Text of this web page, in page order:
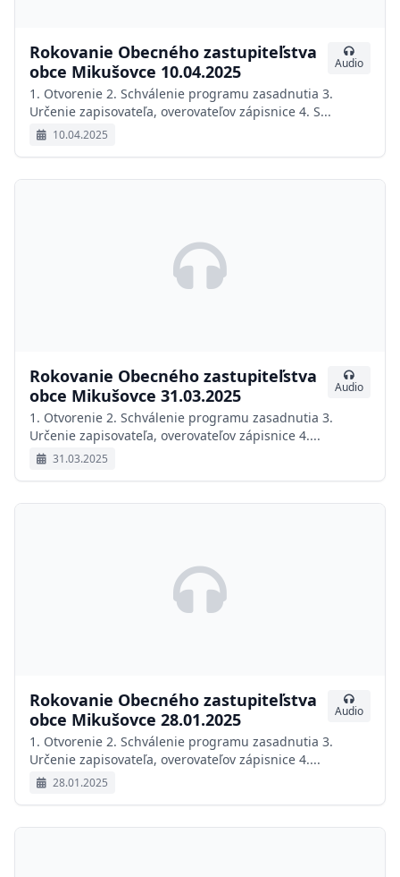
Rokovanie Obecného zastupiteľstva
obce Mikušovce 10.04.2025
Audio
1. Otvorenie 2. Schválenie programu zasadnutia 3.
Určenie zapisovateľa, overovateľov zápisnice 4. S...
10.04.2025
Rokovanie Obecného zastupiteľstva
obce Mikušovce 31.03.2025
Audio
1. Otvorenie 2. Schválenie programu zasadnutia 3.
Určenie zapisovateľa, overovateľov zápisnice 4....
31.03.2025
Rokovanie Obecného zastupiteľstva
obce Mikušovce 28.01.2025
Audio
1. Otvorenie 2. Schválenie programu zasadnutia 3.
Určenie zapisovateľa, overovateľov zápisnice 4....
28.01.2025